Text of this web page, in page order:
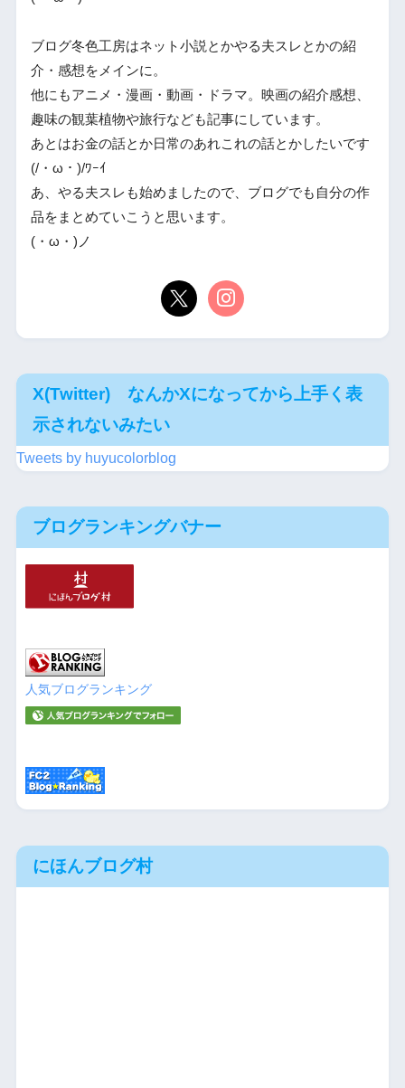
ブログ冬色工房はネット小説とかやる夫スレとかの紹
介・感想をメインに。
他にもアニメ・漫画・動画・ドラマ。映画の紹介感想、
趣味の観葉植物や旅行なども記事にしています。
あとはお金の話とか日常のあれこれの話とかしたいです
(/・ω・)/ﾜｰｲ
あ、やる夫スレも始めましたので、ブログでも自分の作
品をまとめていこうと思います。
(・ω・)ノ
X(Twitter) なんかXになってから上手く表
示されないみたい
Tweets by huyucolorblog
ブログランキングバナー
人気ブログランキング
にほんブログ村